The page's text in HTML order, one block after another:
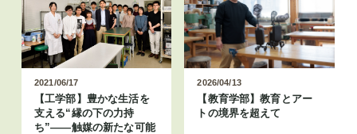
2021/06/17
【工学部】豊かな生活を
支える“縁の下の力持
ち”――触媒の新たな可能
2026/04/13
【教育学部】教育とアー
トの境界を超えて